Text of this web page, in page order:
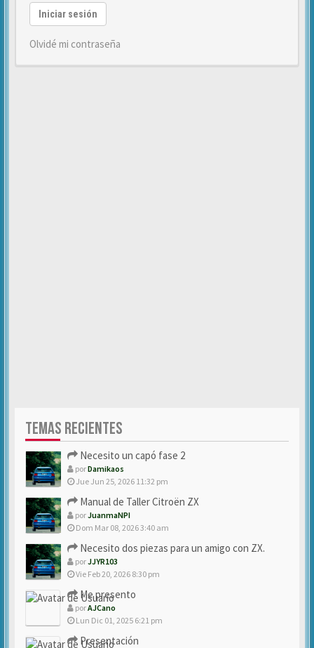
Iniciar sesión
Olvidé mi contraseña
TEMAS RECIENTES
Necesito un capó fase 2
porDamikaos
Jue Jun 25, 2026 11:32 pm
Manual de Taller Citroën ZX
porJuanmaNPI
Dom Mar 08, 2026 3:40 am
Necesito dos piezas para un amigo con ZX.
porJJYR103
Vie Feb 20, 2026 8:30 pm
Me presento
porAJCano
Lun Dic 01, 2025 6:21 pm
Presentación